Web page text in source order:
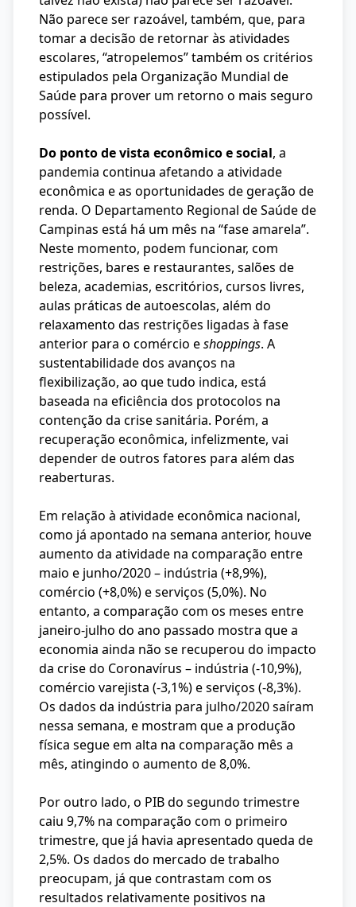
Não parece ser razoável, também, que, para
tomar a decisão de retornar às atividades
escolares, “atropelemos” também os critérios
estipulados pela Organização Mundial de
Saúde para prover um retorno o mais seguro
possível.
Do ponto de vista econômico e social, a
pandemia continua afetando a atividade
econômica e as oportunidades de geração de
renda. O Departamento Regional de Saúde de
Campinas está há um mês na “fase amarela”.
Neste momento, podem funcionar, com
restrições, bares e restaurantes, salões de
beleza, academias, escritórios, cursos livres,
aulas práticas de autoescolas, além do
relaxamento das restrições ligadas à fase
anterior para o comércio eshoppings. A
sustentabilidade dos avanços na
flexibilização, ao que tudo indica, está
baseada na eficiência dos protocolos na
contenção da crise sanitária. Porém, a
recuperação econômica, infelizmente, vai
depender de outros fatores para além das
reaberturas.
Em relação à atividade econômica nacional,
como já apontado na semana anterior, houve
aumento da atividade na comparação entre
maio e junho/2020 – indústria (+8,9%),
comércio (+8,0%) e serviços (5,0%). No
entanto, a comparação com os meses entre
janeiro-julho do ano passado mostra que a
economia ainda não se recuperou do impacto
da crise do Coronavírus – indústria (-10,9%),
comércio varejista (-3,1%) e serviços (-8,3%).
Os dados da indústria para julho/2020 saíram
nessa semana, e mostram que a produção
física segue em alta na comparação mês a
mês, atingindo o aumento de 8,0%.
Por outro lado, o PIB do segundo trimestre
caiu 9,7% na comparação com o primeiro
trimestre, que já havia apresentado queda de
2,5%. Os dados do mercado de trabalho
preocupam, já que contrastam com os
resultados relativamente positivos na